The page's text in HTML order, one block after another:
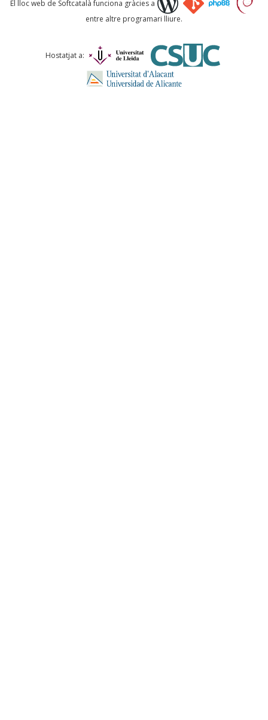
Comentari *
El lloc web de Softcatalà funciona gràcies a
entre altre programari lliure.
Hostatjat a: